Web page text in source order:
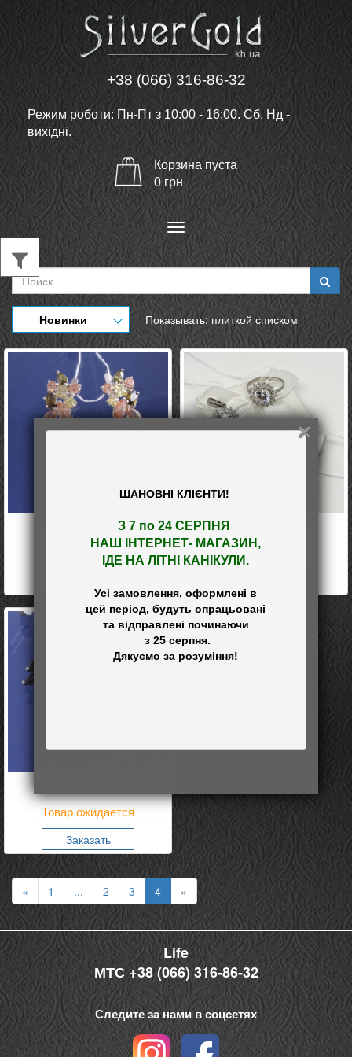
ШАНОВНІ КЛІЄНТИ!
З 7 по 24 СЕРПНЯ
НАШ
ІНТЕРНЕТ- МАГАЗИН ,
ІДЕ НА ЛІТНІ КАНІКУЛИ.
Усі замовлення, оформлені в
цей період, будуть опрацьовані
та відправлені починаючи
+38 (066) 316-86-32
Режим роботи: Пн-Пт з 10:00 - 16:00. Сб, Нд -
вихідні.
Корзина пуста
0 грн
Меню
Новинки Показывать: плиткой списком
Комплект Коллаж
Товар ожидается
Комплект Ноктюрн
3 607
Товар ожидается
Заказать
« 1 ... 2 3 4 »
Life
МТС +38 (066) 316-86-32
Следите за нами в соцсетях